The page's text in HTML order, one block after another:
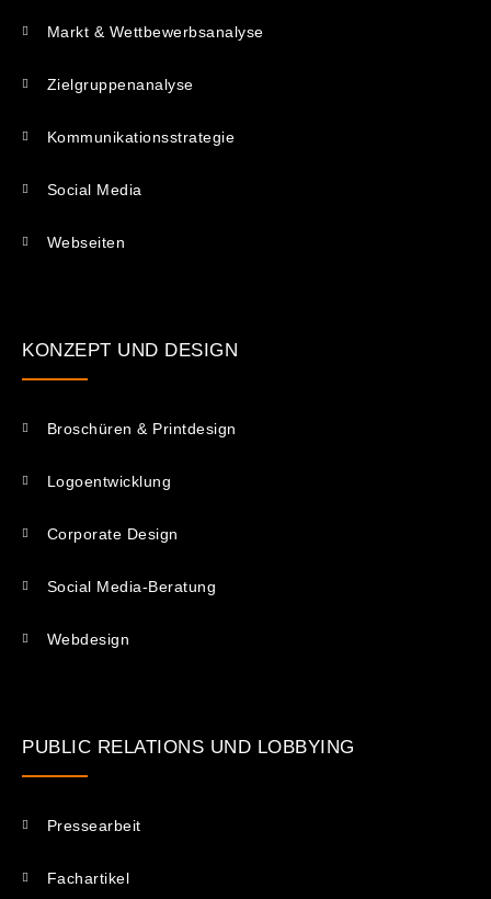
Markt & Wettbewerbsanalyse
Zielgruppenanalyse
Kommunikations­strategie
Social Media
Webseiten
KONZEPT UND DESIGN
Broschüren & Printdesign
Logoentwicklung
Corporate Design
Social Media-Beratung
Webdesign
PUBLIC RELATIONS UND LOBBYING
Pressearbeit
Fachartikel